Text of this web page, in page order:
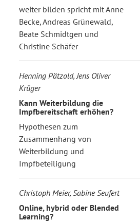
weiter bilden spricht mit Anne
Becke, Andreas Grünewald,
Beate Schmidtgen und
Christine Schäfer
Henning Pätzold, Jens Oliver
Krüger
Kann Weiterbildung die
Impfbereitschaft erhöhen?
Hypothesen zum
Zusammenhang von
Weiterbildung und
Impfbeteiligung
Christoph Meier, Sabine Seufert
Online, hybrid oder Blended
Learning?